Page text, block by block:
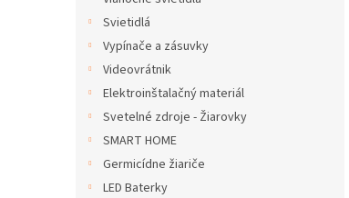
Svietidlá
Vypínače a zásuvky
Videovrátnik
Elektroinštalačný materiál
Svetelné zdroje - Žiarovky
SMART HOME
Germicídne žiariče
LED Baterky